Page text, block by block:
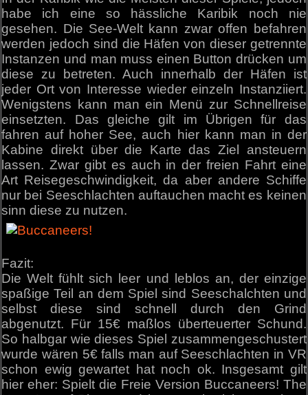
habe ich eine so hässliche Karibik noch nie
gesehen. Die See-Welt kann zwar offen befahren
werden jedoch sind die Häfen von dieser getrennte
Instanzen und man muss einen Button drücken um
diese zu betreten. Auch innerhalb der Häfen ist
jeder Ort von Interesse wieder einzeln Instanziiert.
Wenigstens kann man ein Menü zur Schnellreise
einsetzten. Das gleiche gilt im Übrigen für das
fahren auf hoher See, auch hier kann man in der
Kabine direkt über die Karte das Ziel ansteuern
lassen. Zwar gibt es auch in der freien Fahrt eine
Art Reisegeschwindigkeit, da aber andere Schiffe
nur bei Seeschlachten auftauchen macht es keinen
sinn diese zu nutzen.
Fazit:
Die Welt fühlt sich leer und leblos an, der einzige
spaßige Teil an dem Spiel sind Seeschalchten und
selbst diese sind schnell durch den Grind
abgenutzt. Für 15€ maßlos überteuerter Schund.
So halbgar wie dieses Spiel zusammengeschustert
wurde wären 5€ falls man auf Seeschlachten in VR
schon ewig gewartet hat noch ok. Insgesamt gilt
hier eher: Spielt die Freie Version Buccaneers! The